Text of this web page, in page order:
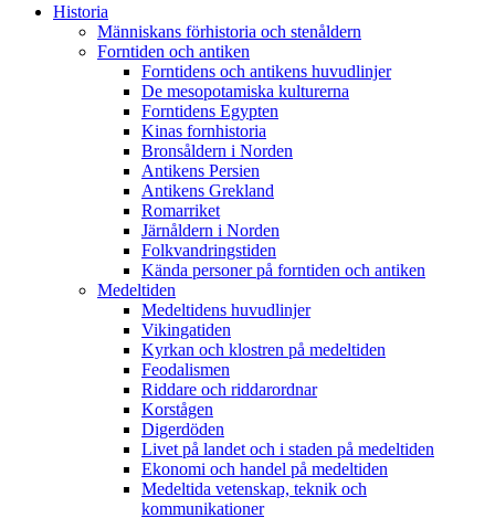
Historia
Människans förhistoria och stenåldern
Forntiden och antiken
Forntidens och antikens huvudlinjer
De mesopotamiska kulturerna
Forntidens Egypten
Kinas fornhistoria
Bronsåldern i Norden
Antikens Persien
Antikens Grekland
Romarriket
Järnåldern i Norden
Folkvandringstiden
Kända personer på forntiden och antiken
Medeltiden
Medeltidens huvudlinjer
Vikingatiden
Kyrkan och klostren på medeltiden
Feodalismen
Riddare och riddarordnar
Korstågen
Digerdöden
Livet på landet och i staden på medeltiden
Ekonomi och handel på medeltiden
Medeltida vetenskap, teknik och
kommunikationer